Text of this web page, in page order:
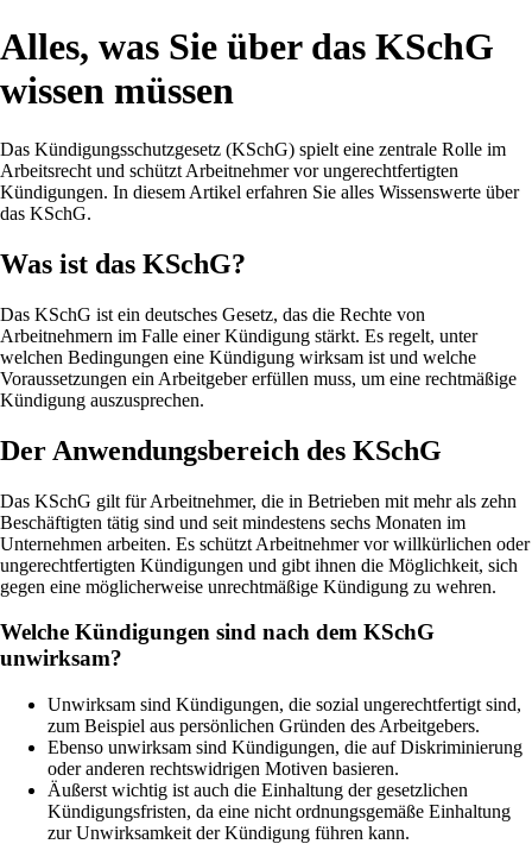
Alles, was Sie über das KSchG
wissen müssen
Das Kündigungsschutzgesetz (KSchG) spielt eine zentrale Rolle im
Arbeitsrecht und schützt Arbeitnehmer vor ungerechtfertigten
Kündigungen. In diesem Artikel erfahren Sie alles Wissenswerte über
das KSchG.
Was ist das KSchG?
Das KSchG ist ein deutsches Gesetz, das die Rechte von
Arbeitnehmern im Falle einer Kündigung stärkt. Es regelt, unter
welchen Bedingungen eine Kündigung wirksam ist und welche
Voraussetzungen ein Arbeitgeber erfüllen muss, um eine rechtmäßige
Kündigung auszusprechen.
Der Anwendungsbereich des KSchG
Das KSchG gilt für Arbeitnehmer, die in Betrieben mit mehr als zehn
Beschäftigten tätig sind und seit mindestens sechs Monaten im
Unternehmen arbeiten. Es schützt Arbeitnehmer vor willkürlichen oder
ungerechtfertigten Kündigungen und gibt ihnen die Möglichkeit, sich
gegen eine möglicherweise unrechtmäßige Kündigung zu wehren.
Welche Kündigungen sind nach dem KSchG
unwirksam?
Unwirksam sind Kündigungen, die sozial ungerechtfertigt sind,
zum Beispiel aus persönlichen Gründen des Arbeitgebers.
Ebenso unwirksam sind Kündigungen, die auf Diskriminierung
oder anderen rechtswidrigen Motiven basieren.
Äußerst wichtig ist auch die Einhaltung der gesetzlichen
Kündigungsfristen, da eine nicht ordnungsgemäße Einhaltung
zur Unwirksamkeit der Kündigung führen kann.